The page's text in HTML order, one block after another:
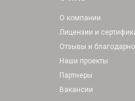
О компании
Лицензии и
Отзывы и
Наши проекты
Партнеры
Вакансии